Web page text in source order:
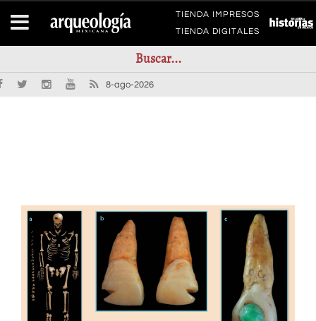
TIENDA IMPRESOS
TIENDA DIGITALES
8-ago-2026